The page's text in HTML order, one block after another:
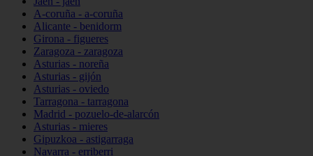
A-coruña - a-coruña
Alicante - benidorm
Girona - figueres
Zaragoza - zaragoza
Asturias - noreña
Asturias - gijón
Asturias - oviedo
Tarragona - tarragona
Madrid - pozuelo-de-alarcón
Asturias - mieres
Gipuzkoa - astigarraga
Navarra - erriberri